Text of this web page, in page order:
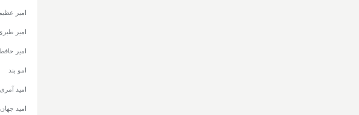
امیر
امیر
امیر
امو بند
امید آمری
امید جهان